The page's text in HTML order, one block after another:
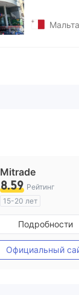
Мальта
Mitrade
8.59 Рейтинг
15-20 лет
Регулирование в
Маркет-Мейкинг (MM)
Самостоятельное
Подробности
Официальный